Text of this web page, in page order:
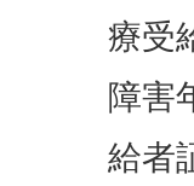
療受
障害
給者